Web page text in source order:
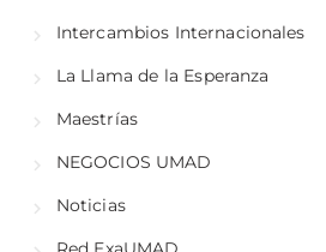
Intercambios Internacionales
La Llama de la Esperanza
Maestrías
NEGOCIOS UMAD
Noticias